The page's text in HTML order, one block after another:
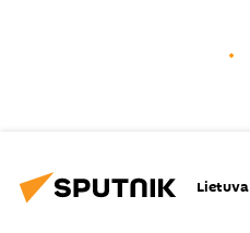
Lietuva